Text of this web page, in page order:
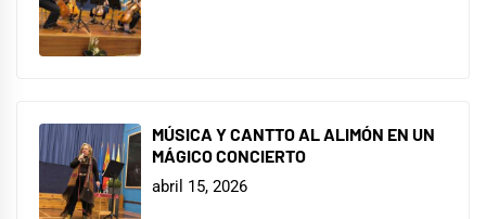
MÚSICA Y CANTTO AL ALIMÓN EN UN
MÁGICO CONCIERTO
abril 15, 2026